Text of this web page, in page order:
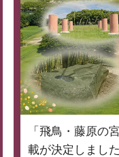
「飛鳥・藤原の
載が決定しました